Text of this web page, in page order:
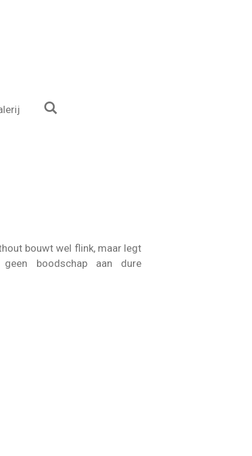
bouwt wel flink, maar legt
boodschap aan dure